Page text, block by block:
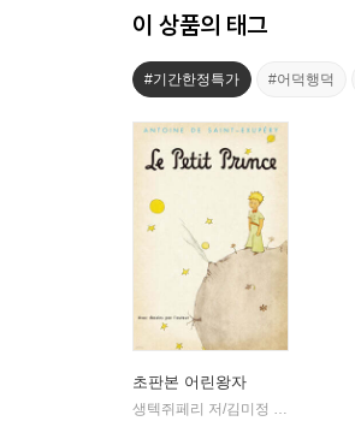
이 상품의 태그
#기간한정특가 #어덕행덕
초판본 어린왕자
생텍쥐페리 저/김미정 역